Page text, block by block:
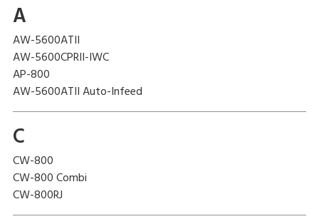
A
AW-5600ATII
AW-5600CPRII-IWC
AP-800
AW-5600ATII Auto-Infeed
C
CW-800
CW-800 Combi
CW-800RJ